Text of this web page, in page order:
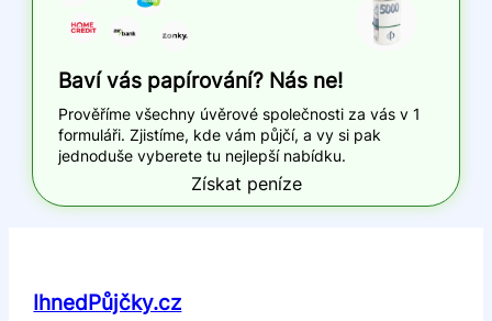
Baví vás papírování? Nás ne!
Prověříme všechny úvěrové společnosti za vás v 1
formuláři. Zjistíme, kde vám půjčí, a vy si pak
jednoduše vyberete tu nejlepší nabídku.
Získat peníze
IhnedPůjčky.cz